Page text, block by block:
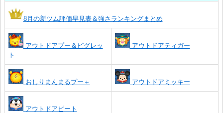
8月の新ツム評価早見表＆強さランキングまとめ
アウトドアプー＆ピグレッ
ト
アウトドアティガー
おしりまんまるプー＋ アウトドアミッキー
アウトドアピート